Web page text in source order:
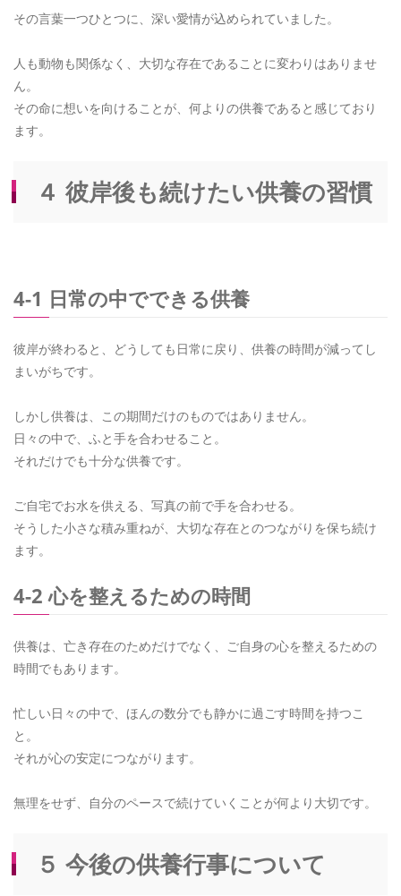
その言葉一つひとつに、深い愛情が込められていました。
人も動物も関係なく、大切な存在であることに変わりはありませ
ん。
その命に想いを向けることが、何よりの供養であると感じており
ます。
４ 彼岸後も続けたい供養の習慣
4-1 日常の中でできる供養
彼岸が終わると、どうしても日常に戻り、供養の時間が減ってし
まいがちです。
しかし供養は、この期間だけのものではありません。
日々の中で、ふと手を合わせること。
それだけでも十分な供養です。
ご自宅でお水を供える、写真の前で手を合わせる。
そうした小さな積み重ねが、大切な存在とのつながりを保ち続け
ます。
4-2 心を整えるための時間
供養は、亡き存在のためだけでなく、ご自身の心を整えるための
時間でもあります。
忙しい日々の中で、ほんの数分でも静かに過ごす時間を持つこ
と。
それが心の安定につながります。
無理をせず、自分のペースで続けていくことが何より大切です。
５ 今後の供養行事について